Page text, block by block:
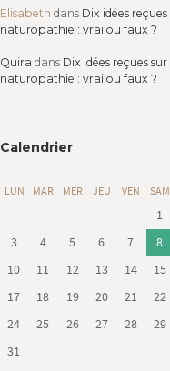
Elisabeth dans Dix idées reçues
naturopathie : vrai ou faux ?
Quira dans Dix idées reçues sur
naturopathie : vrai ou faux ?
Calendrier
LUN MAR MER JEU VEN SAM
1
3
4 5 6 7 8
10
11 12 13 14 15
17
18 19 20 21 22
24
25 26 27 28 29
31